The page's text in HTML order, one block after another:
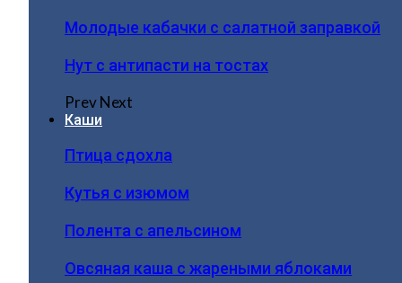
Молодые кабачки с салатной заправкой
Нут с антипасти на тостах
PrevNext
Каши
Птица сдохла
Кутья с изюмом
Полента с апельсином
Овсяная каша с жареными яблоками